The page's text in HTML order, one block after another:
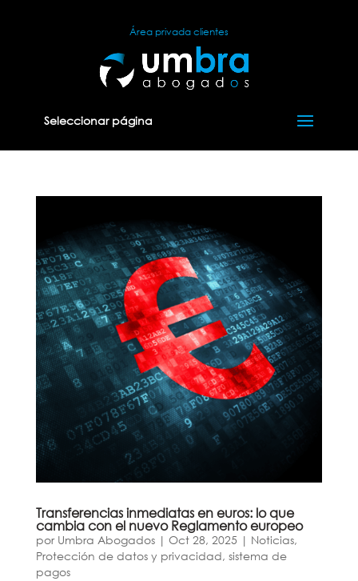
Área privada clientes
Seleccionar página
Transferencias inmediatas en euros: lo que
cambia con el nuevo Reglamento europeo
por Umbra Abogados| Oct 28, 2025 | Noticias,
Protección de datos y privacidad, sistema de
pagos